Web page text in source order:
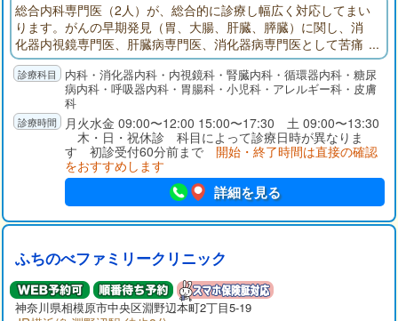
総合内科専門医（2人）が、総合的に診療し幅広く対応してまい
ります。がんの早期発見（胃、大腸、肝臓、膵臓）に関し、消
化器内視鏡専門医、肝臓病専門医、消化器病専門医として苦痛
の少ない鼻からの胃カメラ、大腸鏡、臓器エコーにて診断して
まいります。高血圧をはじめとする生活習慣病には、最新の治
療、ガイドラインにならい診療し、とくに腎臓専門医、糖尿病
療養指導医が専門診療を行ないます。
内科・消化器内科・内視鏡科・腎臓内科・循環器内科・糖尿
病内科・呼吸器内科・胃腸科・小児科・アレルギー科・皮膚
科
月火水金 09:00〜12:00 15:00〜17:30 土 09:00〜13:30
木・日・祝休診 科目によって診療日時が異なりま
す 初診受付60分前まで 開始・終了時間は直接の確認
をおすすめします
詳細を見る
ふちのべファミリークリニック
神奈川県相模原市中央区淵野辺本町2丁目5-19